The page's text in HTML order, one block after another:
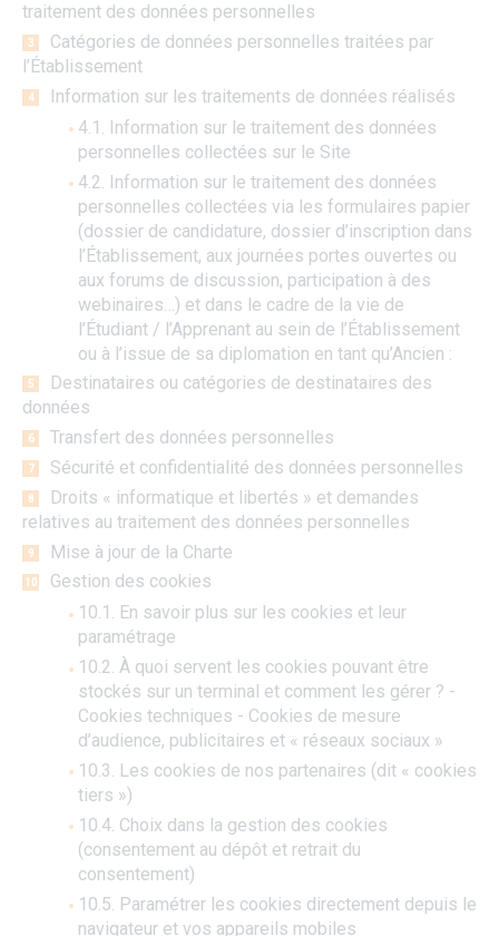
traitement des données personnelles
Catégories de données personnelles traitées par
l’Établissement
Information sur les traitements de données réalisés
4.1. Information sur le traitement des données
personnelles collectées sur le Site
4.2. Information sur le traitement des données
personnelles collectées via les formulaires papier
(dossier de candidature, dossier d’inscription dans
l’Établissement, aux journées portes ouvertes ou
aux forums de discussion, participation à des
webinaires…) et dans le cadre de la vie de
l’Étudiant / l’Apprenant au sein de l’Établissement
ou à l’issue de sa diplomation en tant qu’Ancien :
Destinataires ou catégories de destinataires des
données
Transfert des données personnelles
Sécurité et confidentialité des données personnelles
Droits « informatique et libertés » et demandes
relatives au traitement des données personnelles
Mise à jour de la Charte
Gestion des cookies
10.1. En savoir plus sur les cookies et leur
paramétrage
10.2. À quoi servent les cookies pouvant être
stockés sur un terminal et comment les gérer ? -
Cookies techniques - Cookies de mesure
d’audience, publicitaires et « réseaux sociaux »
10.3. Les cookies de nos partenaires (dit « cookies
tiers »)
10.4. Choix dans la gestion des cookies
(consentement au dépôt et retrait du
consentement)
10.5. Paramétrer les cookies directement depuis le
navigateur et vos appareils mobiles